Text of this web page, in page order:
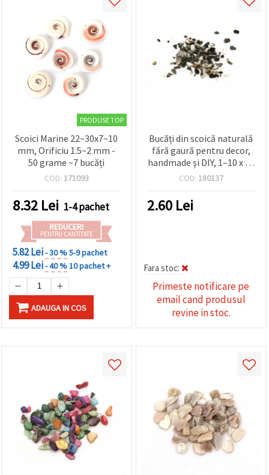
PRODUSE TOP
Scoici Marine 22~30x7~10
mm, Orificiu 1.5~2 mm -
50 grame ~7 bucăți
COD: 171093
8.32 Lei 1-4 pachet
REDUCERI
PENTRU CANTITATE
5.82 Lei- 30 %5-9 pachet
4.99 Lei- 40 %10 pachet +
ADAUGA IN COS
Bucăți din scoică naturală
fără gaură pentru decor,
handmade și DIY, 1–10 x 1–
4 x 0,5–2 mm, 20 g
COD: 180137
2.60 Lei
Fara stoc:
Primeste notificare pe
email cand produsul
revine in stoc.